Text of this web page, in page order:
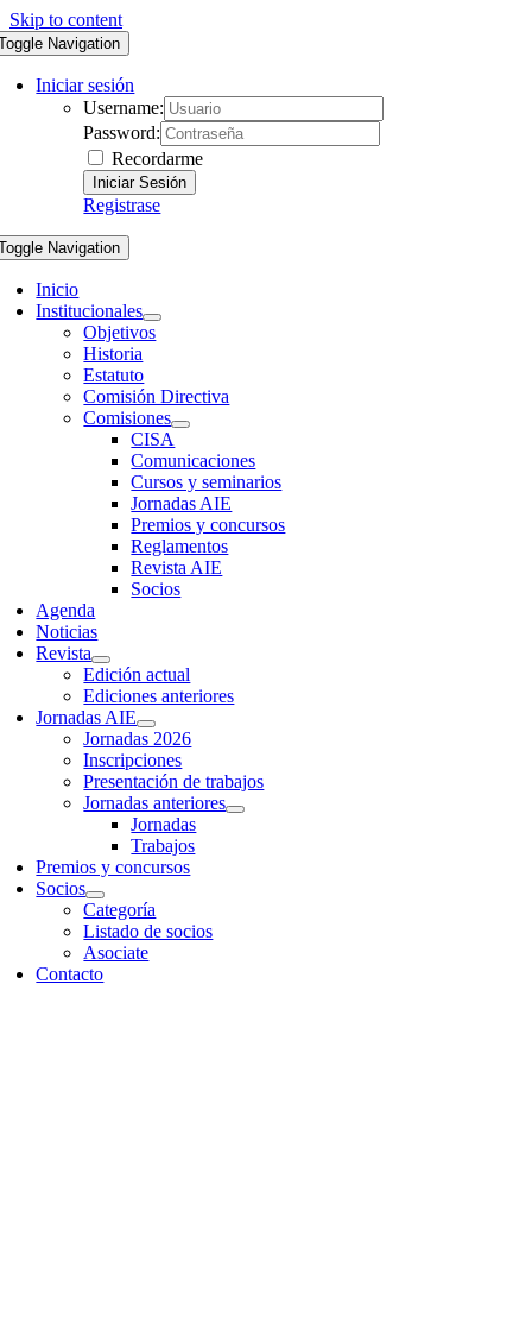
Skip to content
Navigation
Iniciar sesión
Username:
Password:
Recordarme
Registrase
Navigation
Inicio
Institucionales
Objetivos
Historia
Estatuto
Comisión Directiva
Comisiones
CISA
Comunicaciones
Cursos y seminarios
Jornadas AIE
Premios y concursos
Reglamentos
Revista AIE
Socios
Agenda
Noticias
Revista
Edición actual
Ediciones anteriores
Jornadas AIE
Jornadas 2026
Inscripciones
Presentación de trabajos
Jornadas anteriores
Jornadas
Trabajos
Premios y concursos
Socios
Categoría
Listado de socios
Asociate
Contacto